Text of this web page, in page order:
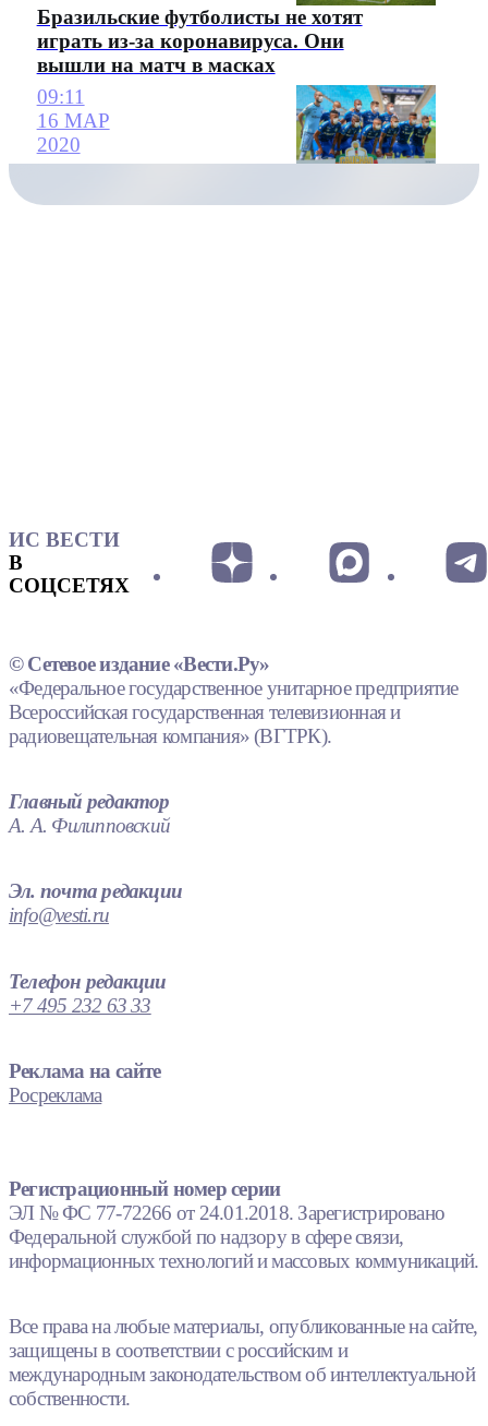
Бразильские футболисты не хотят
играть из-за коронавируса. Они
вышли на матч в масках
09:11
16 МАР
2020
ИС ВЕСТИ
В
СОЦСЕТЯХ
© Сетевое издание «Вести.Ру»
«Федеральное государственное унитарное предприятие
Всероссийская государственная телевизионная и
радиовещательная компания» (ВГТРК).
Главный редактор
А. А. Филипповский
Эл. почта редакции
info@vesti.ru
Телефон редакции
+7 495 232 63 33
Реклама на сайте
Росреклама
Регистрационный номер серии
ЭЛ № ФС 77-72266 от 24.01.2018. Зарегистрировано
Федеральной службой по надзору в сфере связи,
информационных технологий и массовых коммуникаций.
Все права на любые материалы, опубликованные на сайте,
защищены в соответствии с российским и
международным законодательством об интеллектуальной
собственности.